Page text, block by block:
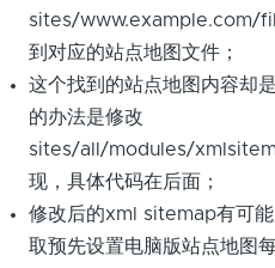
sites/www.example.com/
到对应的站点地图文件；
这个找到的站点地图内容却
的办法是修改
sites/all/modules/
现，具体代码在后面；
修改后的xml sitemap有可
取预先设置电脑版站点地图